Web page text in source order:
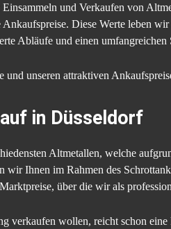
Einsammeln und Verkaufen von
Diese Werte leben
Abläufe und einen umfangreichen
und unseren attraktiven
in Düsseldorf
Altmetallen, welche
Ihnen im Rahmen des
über die wir als
verkaufen wollen, reicht schon